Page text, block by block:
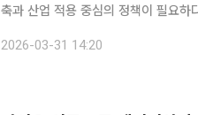
축과 산업 적용 중심의 정책이 필요하다는 의견이 제시됐다.
2026-03-31 14:20